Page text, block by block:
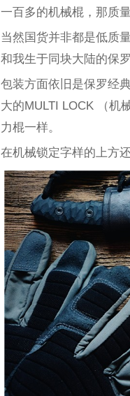
一百多的机械棍，那质
当然国货并非都是低质
和我生于同块大陆的保
包装方面依旧是保罗经
大的MULTI LOCK （机
力棍一样。
在机械锁定字样的上方